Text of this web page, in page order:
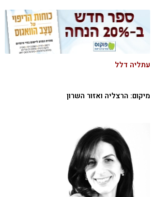
רגישות לגלוטן
טעים להכיר
קורונה
טבעונות
עתליה דלל
מיקום: הרצליה ואזור השרון